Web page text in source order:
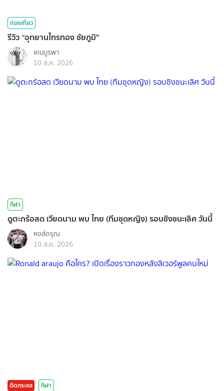
ท่องเที่ยว
รีวิว “อุทยานไทรทอง ชัยภูมิ"
เคนบูรพา
10 ส.ค. 2026
กีฬา
ดูตะกร้อสด เวียดนาม พบ ไทย (ทีมชุดหญิง) รอบชิงชนะเลิศ วันนี้
หงส์ดรุณ
10 ส.ค. 2026
ติดกระแส กีฬา